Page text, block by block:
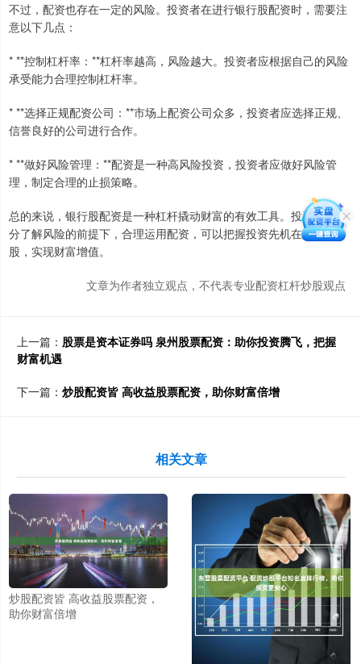
不过，配资也存在一定的风险。投资者在进行银行股配资时，需要注
意以下几点：
* **控制杠杆率：**杠杆率越高，风险越大。投资者应根据自己的风险
承受能力合理控制杠杆率。
* **选择正规配资公司：**市场上配资公司众多，投资者应选择正规、
信誉良好的公司进行合作。
* **做好风险管理：**配资是一种高风险投资，投资者应做好风险管
理，制定合理的止损策略。
总的来说，银行股配资是一种杠杆撬动财富的有效工具。投资者在充
分了解风险的前提下，合理运用配资，可以把握投资先机在配资炒
股，实现财富增值。
文章为作者独立观点，不代表专业配资杠杆炒股观点
上一篇： 股票是资本证券吗 泉州股票配资：助你投资腾飞，把握
财富机遇
下一篇： 炒股配资皆 高收益股票配资，助你财富倍增
相关文章
炒股配资皆 高收益股票配资，
助你财富倍增